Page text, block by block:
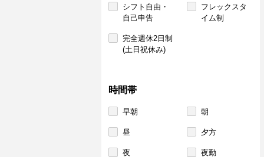
シフト自由・
自己申告
フレックスタ
イム制
完全週休2日制
(土日祝休み)
時間帯
早朝 朝
昼 夕方
夜 夜勤